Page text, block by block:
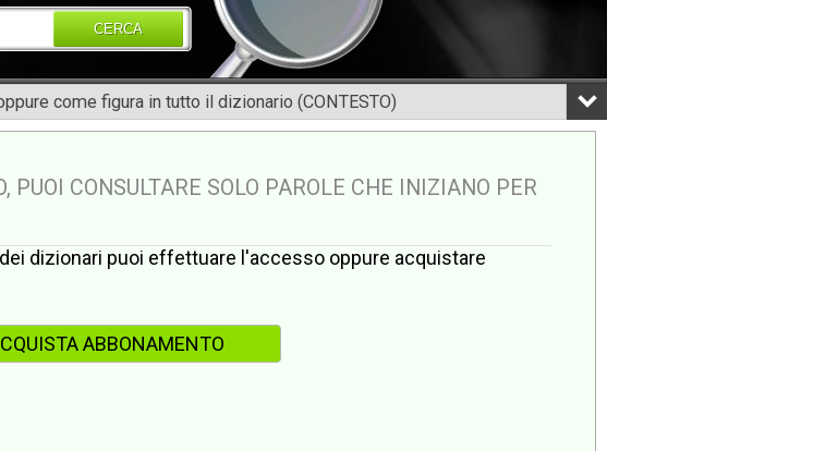
CERCA
come figura in tutto il dizionario (CONTESTO)
PUOI CONSULTARE SOLO PAROLE CHE INIZIANO PER
dizionari puoi effettuare l'accesso oppure acquistare
ABBONAMENTO